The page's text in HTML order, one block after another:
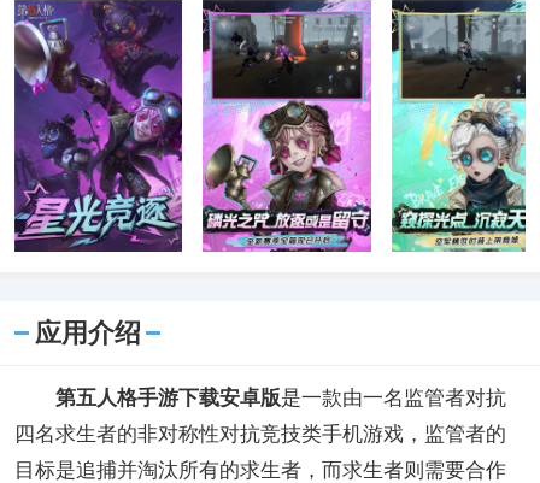
应用介绍
第五人格手游下载安卓版是一款由一名监管者对抗
四名求生者的非对称性对抗竞技类手机游戏，监管者的
目标是追捕并淘汰所有的求生者，而求生者则需要合作